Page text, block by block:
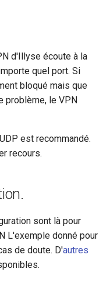
d'Illyse écoute à la
quel port. Si
bloqué mais que
problème, le VPN
est recommandé.
recours.
sont là pour
L'exemple donné pour
de doute. D'autres